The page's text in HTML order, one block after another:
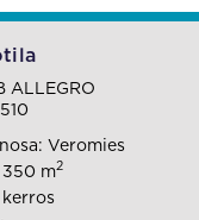
ALLEGRO
Veromies
m2